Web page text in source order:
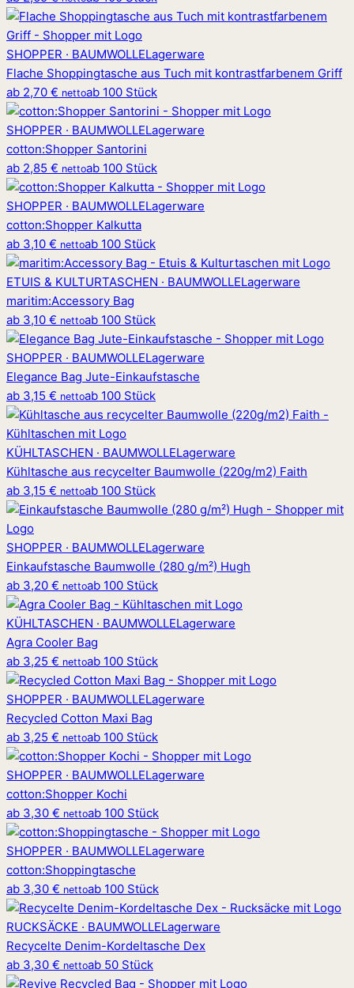
SHOPPER · BAUMWOLLELagerware
Flache Shoppingtasche aus Tuch mit kontrastfarbenem Griff
ab 2,70 € nettoab 100 Stück
SHOPPER · BAUMWOLLELagerware
cotton:Shopper Santorini
ab 2,85 € nettoab 100 Stück
SHOPPER · BAUMWOLLELagerware
cotton:Shopper Kalkutta
ab 3,10 € nettoab 100 Stück
ETUIS & KULTURTASCHEN · BAUMWOLLELagerware
maritim:Accessory Bag
ab 3,10 € nettoab 100 Stück
SHOPPER · BAUMWOLLELagerware
Elegance Bag Jute-Einkaufstasche
ab 3,15 € nettoab 100 Stück
KÜHLTASCHEN · BAUMWOLLELagerware
Kühltasche aus recycelter Baumwolle (220g/m2) Faith
ab 3,15 € nettoab 100 Stück
SHOPPER · BAUMWOLLELagerware
Einkaufstasche Baumwolle (280 g/m²) Hugh
ab 3,20 € nettoab 100 Stück
KÜHLTASCHEN · BAUMWOLLELagerware
Agra Cooler Bag
ab 3,25 € nettoab 100 Stück
SHOPPER · BAUMWOLLELagerware
Recycled Cotton Maxi Bag
ab 3,25 € nettoab 100 Stück
SHOPPER · BAUMWOLLELagerware
cotton:Shopper Kochi
ab 3,30 € nettoab 100 Stück
SHOPPER · BAUMWOLLELagerware
cotton:Shoppingtasche
ab 3,30 € nettoab 100 Stück
RUCKSÄCKE · BAUMWOLLELagerware
Recycelte Denim-Kordeltasche Dex
ab 3,30 € nettoab 50 Stück